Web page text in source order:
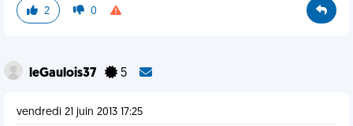
2 0
leGaulois37 5
vendredi 21 juin 2013 17:25